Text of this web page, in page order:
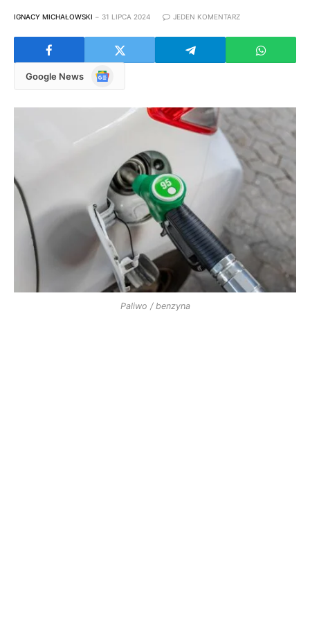
IGNACY MICHAŁOWSKI 31 LIPCA 2024 JEDEN KOMENTARZ
Google News
Google
Paliwo / benzyna